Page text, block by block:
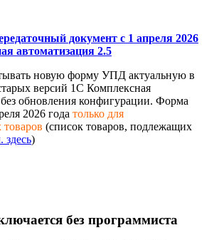
документ с 1 апреля 2026
автоматизация 2.5
новую форму УПД актуальную в
версий 1С Комплексная
обновления конфигурации. Форма
2026 года только для
(список товаров, подлежащих
здесь)
без программиста